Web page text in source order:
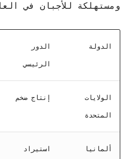
ومستهلكة للأجبان في
الدولة الدور
الرئيسي
الولايات
المتحدة
إنتاج ضخم
ألمانيا استيراد